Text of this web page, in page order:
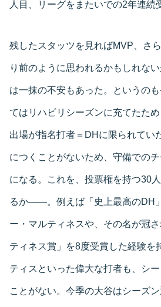
人目、リーグをまたいでの2年連続
残したスタッツを見ればMVP、さ
り前のように思われるかもしれな
は一抹の不安もあった。というの
てはリハビリシーズンに充てたた
出場が指名打者＝DHに限られてい
につくことがないため、守備での
になる。これを、投票権を持つ30
るか――。例えば「史上最高のDH
ー・マルティネスや、その名が冠
ティネス賞」を8度受賞した経験を
ティスといった偉大な打者も、シ
ことがない。今季の大谷はシーズ